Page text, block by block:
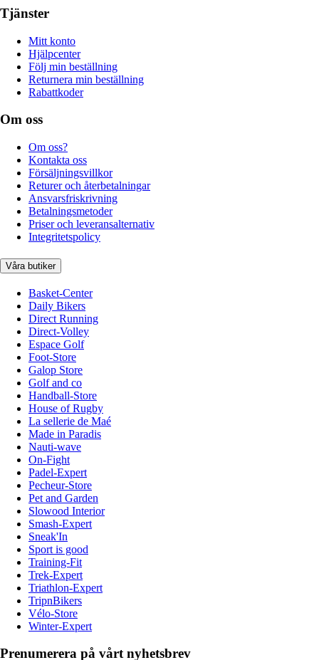
Tjänster
Mitt konto
Hjälpcenter
Följ min beställning
Returnera min beställning
Rabattkoder
Om oss
Om oss?
Kontakta oss
Försäljningsvillkor
Returer och återbetalningar
Ansvarsfriskrivning
Betalningsmetoder
Priser och leveransalternativ
Integritetspolicy
Våra butiker
Basket-Center
Daily Bikers
Direct Running
Direct-Volley
Espace Golf
Foot-Store
Galop Store
Golf and co
Handball-Store
House of Rugby
La sellerie de Maé
Made in Paradis
Nauti-wave
On-Fight
Padel-Expert
Pecheur-Store
Pet and Garden
Slowood Interior
Smash-Expert
Sneak'In
Sport is good
Training-Fit
Trek-Expert
Triathlon-Expert
TripnBikers
Vélo-Store
Winter-Expert
Prenumerera på vårt nyhetsbrev